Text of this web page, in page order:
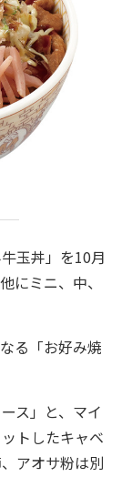
玉丼」を10月
にミニ、中、
る「お好み焼
ス」と、マイ
トしたキャベ
アオサ粉は別